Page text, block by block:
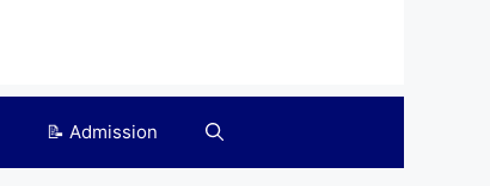
📝 Admission